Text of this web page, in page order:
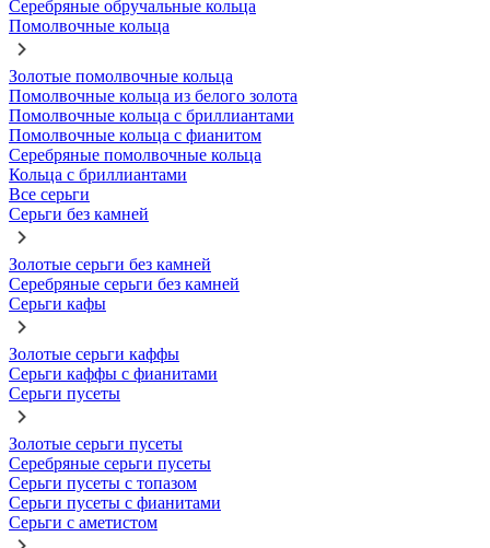
Серебряные обручальные кольца
Помолвочные кольца
Золотые помолвочные кольца
Помолвочные кольца из белого золота
Помолвочные кольца с бриллиантами
Помолвочные кольца с фианитом
Серебряные помолвочные кольца
Кольца с бриллиантами
Все серьги
Серьги без камней
Золотые серьги без камней
Серебряные серьги без камней
Серьги кафы
Золотые серьги каффы
Серьги каффы с фианитами
Серьги пусеты
Золотые серьги пусеты
Серебряные серьги пусеты
Серьги пусеты с топазом
Серьги пусеты с фианитами
Серьги с аметистом